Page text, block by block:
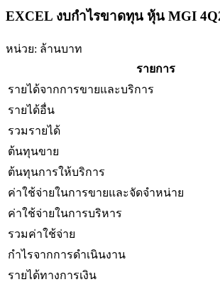
EXCEL งบกำไรขาดทุน หุ้น MGI
หน่วย: ล้านบาท
รายการ
รายได้จากการขายและบริการ
รายได้อื่น
รวมรายได้
ต้นทุนขาย
ต้นทุนการให้บริการ
ค่าใช้จ่ายในการขายและจัดจำหน่าย
ค่าใช้จ่ายในการบริหาร
รวมค่าใช้จ่าย
กำไรจากการดำเนินงาน
รายได้ทางการเงิน